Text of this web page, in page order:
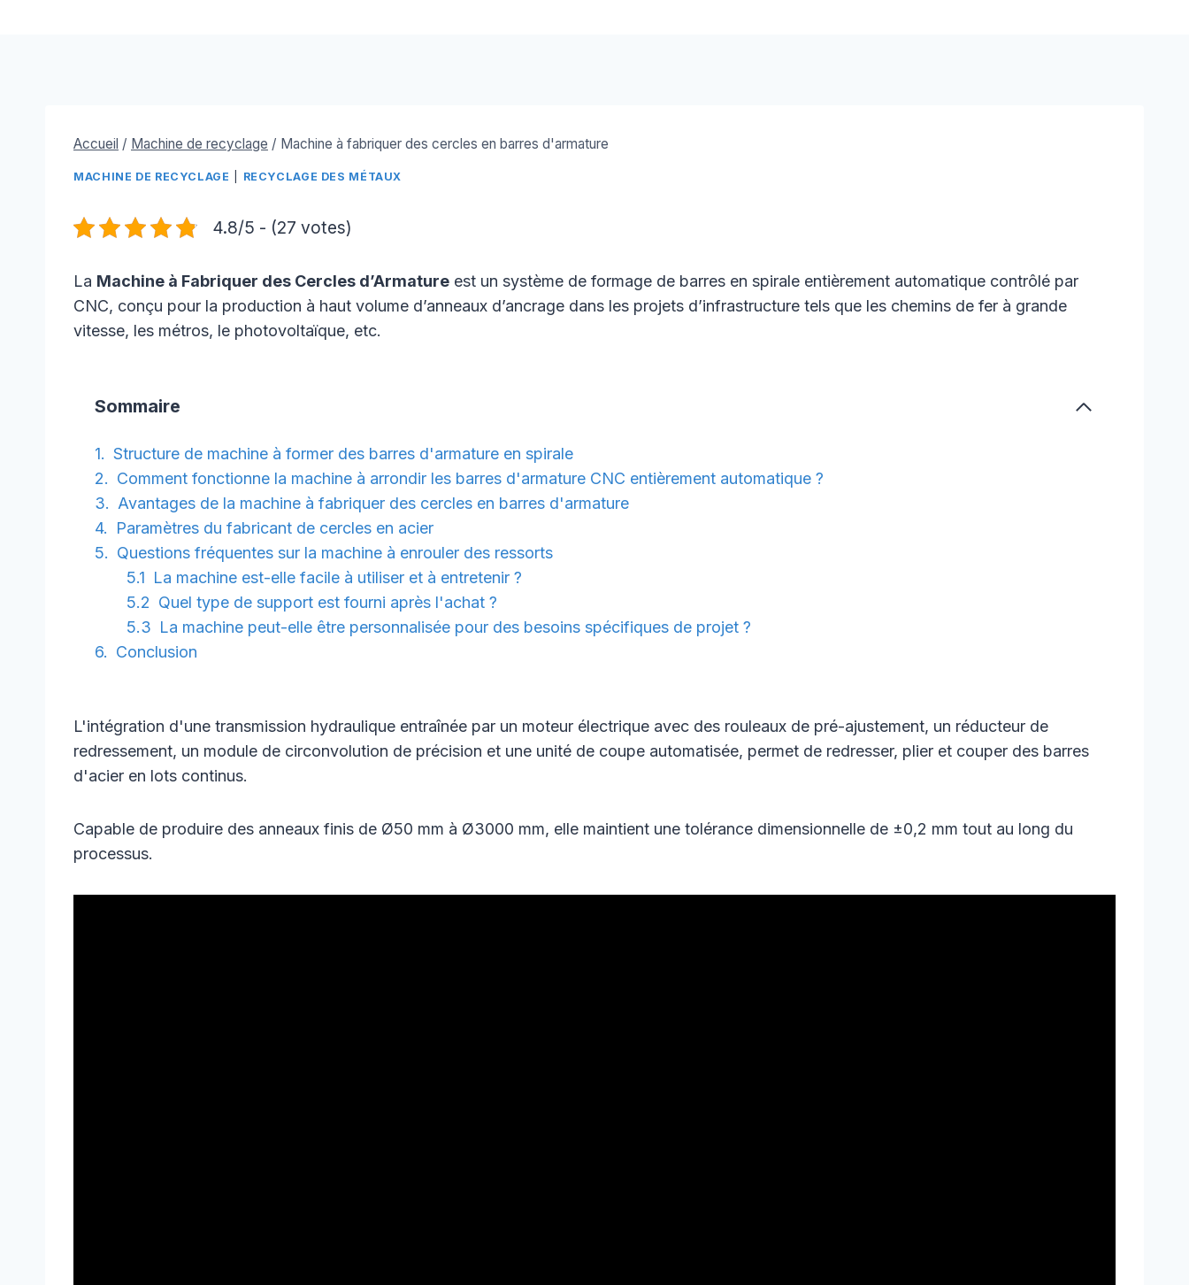
Accueil / Machine de recyclage / Machine à fabriquer des cercles en barres d'armature
MACHINE DE RECYCLAGE RECYCLAGE DES MÉTAUX
4.8/5 - (27 votes)
La Machine à Fabriquer des Cercles d’Armature est un système de formage de barres en spirale entièrement automatique contrôlé par
CNC, conçu pour la production à haut volume d’anneaux d’ancrage dans les projets d’infrastructure tels que les chemins de fer à grande
vitesse, les métros, le photovoltaïque, etc.
Sommaire
Structure de machine à former des barres d'armature en spirale
Comment fonctionne la machine à arrondir les barres d'armature CNC entièrement automatique ?
Avantages de la machine à fabriquer des cercles en barres d'armature
Paramètres du fabricant de cercles en acier
Questions fréquentes sur la machine à enrouler des ressorts
La machine est-elle facile à utiliser et à entretenir ?
Quel type de support est fourni après l'achat ?
La machine peut-elle être personnalisée pour des besoins spécifiques de projet ?
Conclusion
L'intégration d'une transmission hydraulique entraînée par un moteur électrique avec des rouleaux de pré-ajustement, un réducteur de
redressement, un module de circonvolution de précision et une unité de coupe automatisée, permet de redresser, plier et couper des barres
d'acier en lots continus.
Capable de produire des anneaux finis de Ø50 mm à Ø3000 mm, elle maintient une tolérance dimensionnelle de ±0,2 mm tout au long du
processus.